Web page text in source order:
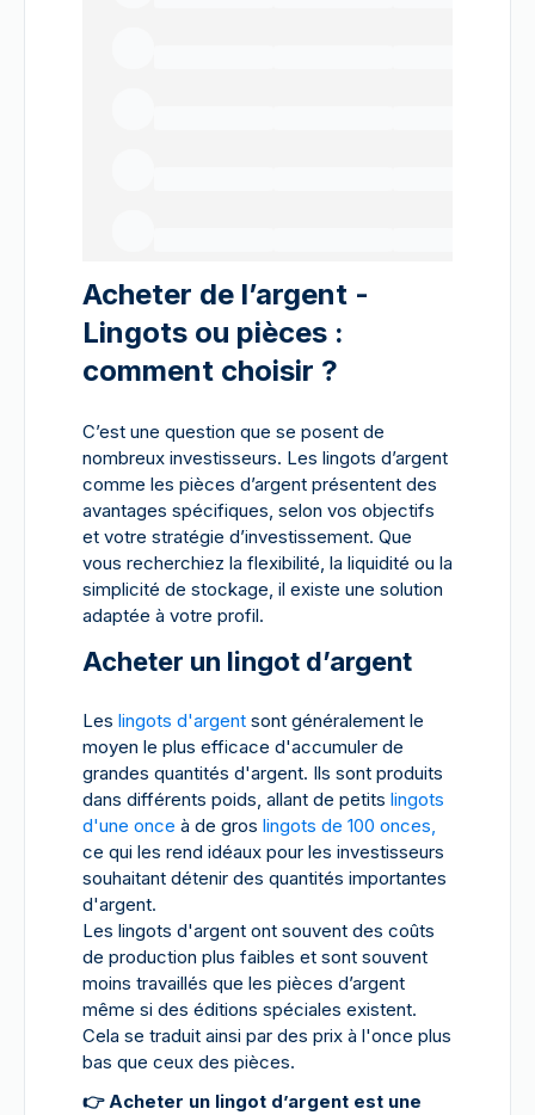
Acheter de l’argent -
Lingots ou pièces :
comment choisir ?
C’est une question que se posent de
nombreux investisseurs. Les lingots d’argent
comme les pièces d’argent présentent des
avantages spécifiques, selon vos objectifs
et votre stratégie d’investissement. Que
vous recherchiez la flexibilité, la liquidité ou la
simplicité de stockage, il existe une solution
adaptée à votre profil.
Acheter un lingot d’argent
Les lingots d'argent sont généralement le
moyen le plus efficace d'accumuler de
grandes quantités d'argent. Ils sont produits
dans différents poids, allant de petits lingots
d'une once à de gros lingots de 100 onces,
ce qui les rend idéaux pour les investisseurs
souhaitant détenir des quantités importantes
d'argent.
Les lingots d'argent ont souvent des coûts
de production plus faibles et sont souvent
moins travaillés que les pièces d’argent
même si des éditions spéciales existent.
Cela se traduit ainsi par des prix à l'once plus
bas que ceux des pièces.
👉Acheter un lingot d’argent est une